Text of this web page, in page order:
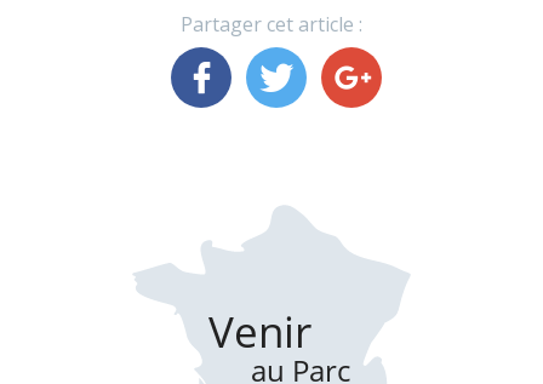
Partager cet article :